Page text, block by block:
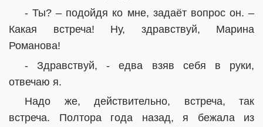
- Ты? – подойдя ко мне, задаёт вопрос он. –
Какая встреча! Ну, здравствуй, Марина
Романова!
- Здравствуй, - едва взяв себя в руки,
отвечаю я.
Надо же, действительно, встреча, так
встреча. Полтора года назад, я бежала из